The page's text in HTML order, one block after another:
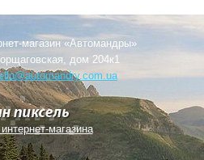
магазин «Автомандры»
дом 204к1
магазина